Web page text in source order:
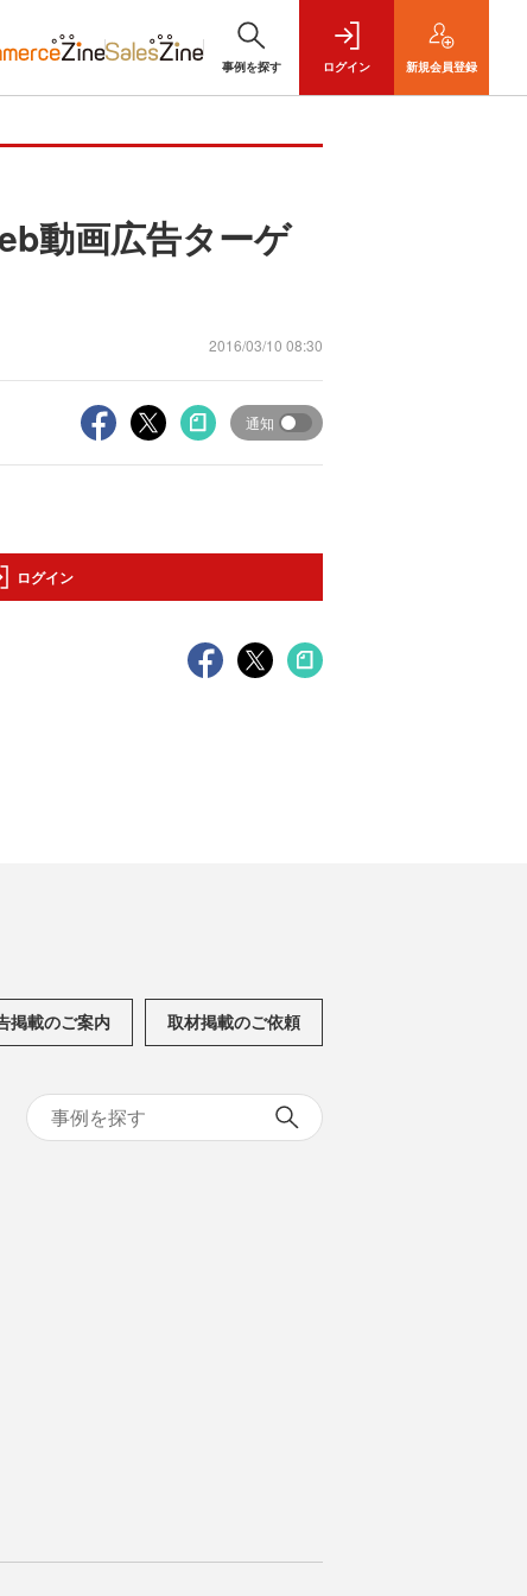
事例を探す ログイン 新規会員登録
動画広告ターゲ
2016/03/10 08:30
通知
ログイン
掲載のご案内 取材掲載のご依頼